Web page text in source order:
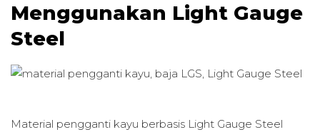
Menggunakan Light Gauge
Steel
Material pengganti kayu berbasis Light Gauge Steel